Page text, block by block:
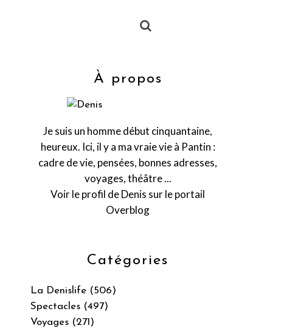
Catégories
La Denislife (506)
Spectacles (497)
Voyages (271)
À propos
Je suis un homme début cinquantaine,
heureux. Ici, il y a ma vraie vie à Pantin :
cadre de vie, pensées, bonnes adresses,
voyages, théâtre ...
Voir le profil deDenis sur le portail
Overblog